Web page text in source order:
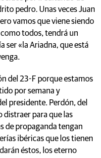
pedro. Unas veces Juan
vamos que viene siendo
todos, tendrá un
ser «la Ariadna, que está
del 23-F porque estamos
por semana y
presidente. Perdón, del
distraer para que las
de propaganda tengan
ibéricas que los tienen
éstos, los eterno